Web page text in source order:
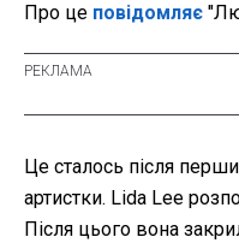
Про це повідомляє
Це сталось після
артистки. Lida Lee
Після цього вона